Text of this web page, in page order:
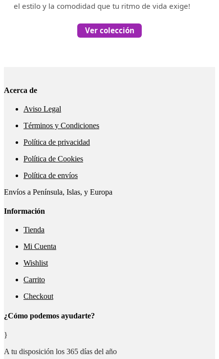
el estilo y la comodidad que tu ritmo de vida exige!
Ver colección
Acerca de
Aviso Legal
Términos y Condiciones
Política de privacidad
Política de Cookies
Política de envíos
Envíos a Península, Islas, y Europa
Información
Tienda
Mi Cuenta
Wishlist
Carrito
Checkout
¿Cómo podemos ayudarte?
}
A tu disposición los 365 días del año